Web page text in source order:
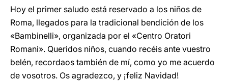
Hoy el primer saludo está reservado a los niños de
Roma, llegados para la tradicional bendición de los
«Bambinelli», organizada por el «Centro Oratori
Romani». Queridos niños, cuando recéis ante vuestro
belén, recordaos también de mí, como yo me acuerdo
de vosotros. Os agradezco, y ¡feliz Navidad!